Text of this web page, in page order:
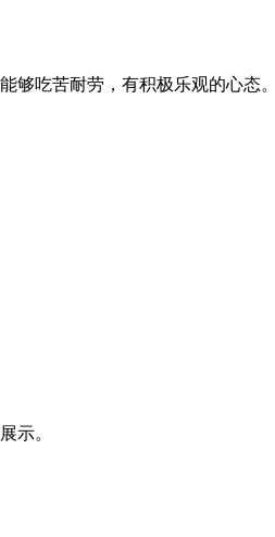
够吃苦耐劳，有积极乐观的心态。
示。